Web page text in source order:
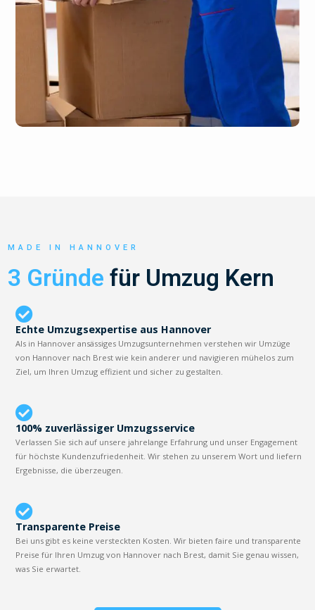
MADE IN HANNOVER
3 Gründe für Umzug Kern
Echte Umzugsexpertise aus Hannover
Als in Hannover ansässiges Umzugsunternehmen verstehen wir Umzüge
von Hannover nach Brest wie kein anderer und navigieren mühelos zum
Ziel, um Ihren Umzug effizient und sicher zu gestalten.
100% zuverlässiger Umzugsservice
Verlassen Sie sich auf unsere jahrelange Erfahrung und unser Engagement
für höchste Kundenzufriedenheit. Wir stehen zu unserem Wort und liefern
Ergebnisse, die überzeugen.
Transparente Preise
Bei uns gibt es keine versteckten Kosten. Wir bieten faire und transparente
Preise für Ihren Umzug von Hannover nach Brest, damit Sie genau wissen,
was Sie erwartet.